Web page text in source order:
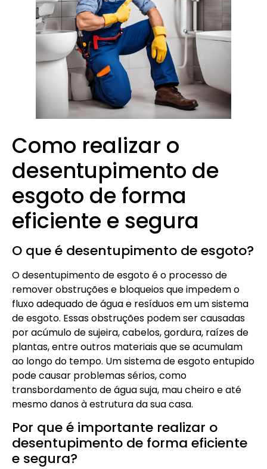
Como realizar o
desentupimento de
esgoto de forma
eficiente e segura
O que é desentupimento de esgoto?
O desentupimento de esgoto é o processo de
remover obstruções e bloqueios que impedem o
fluxo adequado de água e resíduos em um sistema
de esgoto. Essas obstruções podem ser causadas
por acúmulo de sujeira, cabelos, gordura, raízes de
plantas, entre outros materiais que se acumulam
ao longo do tempo. Um sistema de esgoto entupido
pode causar problemas sérios, como
transbordamento de água suja, mau cheiro e até
mesmo danos à estrutura da sua casa.
Por que é importante realizar o
desentupimento de forma eficiente
e segura?